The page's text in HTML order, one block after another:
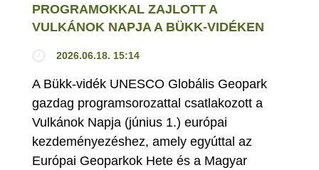
PROGRAMOKKAL ZAJLOTT A
VULKÁNOK NAPJA A BÜKK-VIDÉKEN
2026.06.18. 15:14
A Bükk-vidék UNESCO Globális Geopark
gazdag programsorozattal csatlakozott a
Vulkánok Napja (június 1.) európai
kezdeményezéshez, amely egyúttal az
Európai Geoparkok Hete és a Magyar